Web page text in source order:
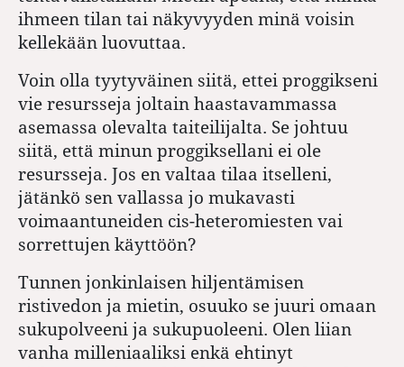
ihmeen tilan tai näkyvyyden minä voisin
kellekään luovuttaa.
Voin olla tyytyväinen siitä, ettei proggikseni
vie resursseja joltain haastavammassa
asemassa olevalta taiteilijalta. Se johtuu
siitä, että minun proggiksellani ei ole
resursseja. Jos en valtaa tilaa itselleni,
jätänkö sen vallassa jo mukavasti
voimaantuneiden cis-heteromiesten vai
sorrettujen käyttöön?
Tunnen jonkinlaisen hiljentämisen
ristivedon ja mietin, osuuko se juuri omaan
sukupolveeni ja sukupuoleeni. Olen liian
vanha milleniaaliksi enkä ehtinyt